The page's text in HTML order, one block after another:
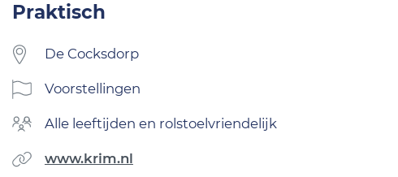
Praktisch
De Cocksdorp
Voorstellingen
alle leeftijden en rolstoelvriendelijk
www.krim.nl